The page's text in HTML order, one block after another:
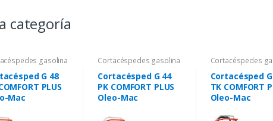
categoría
gasolina
G 48
PLUS
Mac
Cortacéspedes gasolina
Cortacésped G 44
PK COMFORT PLUS
Oleo-Mac
Cortacéspedes
Cortacésped
TK COMFORT
Oleo-Mac